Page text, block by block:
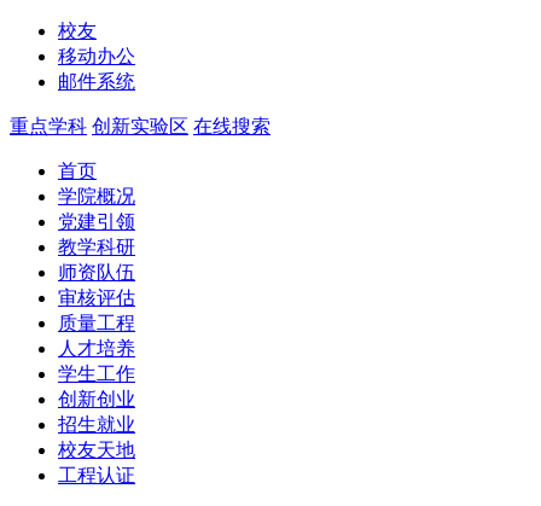
校友
移动办公
邮件系统
重点学科 创新实验区 在线搜索
首页
学院概况
党建引领
教学科研
师资队伍
审核评估
质量工程
人才培养
学生工作
创新创业
招生就业
校友天地
工程认证